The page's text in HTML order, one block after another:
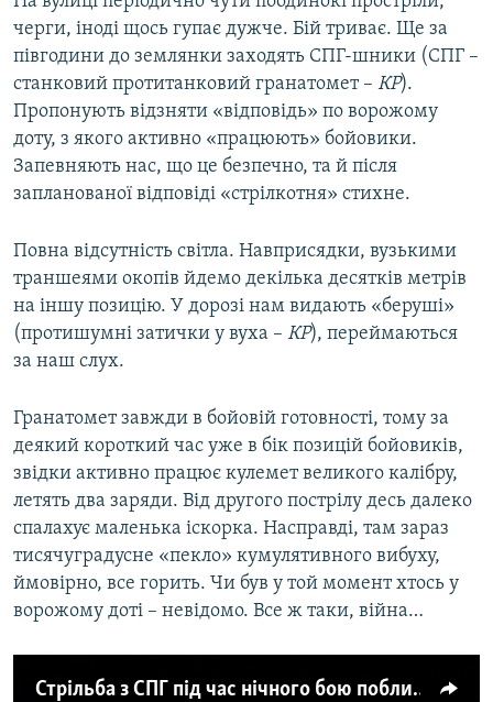
черги, іноді щось гупає дужче. Бій триває. Ще за
півгодини до землянки заходять СПГ-шники (СПГ –
станковий протитанковий гранатомет – КР).
Пропонують відзняти «відповідь» по ворожому
доту, з якого активно «працюють» бойовики.
Запевняють нас, що це безпечно, та й після
запланованої відповіді «стрілкотня» стихне.
Повна відсутність світла. Навприсядки, вузькими
траншеями окопів йдемо декілька десятків метрів
на іншу позицію. У дорозі нам видають «беруші»
(протишумні затички у вуха – КР), переймаються
за наш слух.
Гранатомет завжди в бойовій готовності, тому за
деякий короткий час уже в бік позицій бойовиків,
звідки активно працює кулемет великого калібру,
летять два заряди. Від другого пострілу десь далеко
спалахує маленька іскорка. Насправді, там зараз
тисячуградусне «пекло» кумулятивного вибуху,
ймовірно, все горить. Чи був у той момент хтось у
ворожому доті – невідомо. Все ж таки, війна…
Стрільба з СПГ під час нічного бою поблизу Попасної